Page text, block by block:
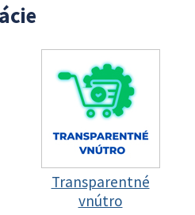
Transparentné
vnútro